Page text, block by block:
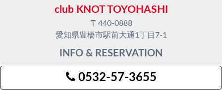
club KNOT TOYOHASHI
〒440-0888
愛知県豊橋市駅前大通1丁目7-1
INFO & RESERVATION
0532-57-3655